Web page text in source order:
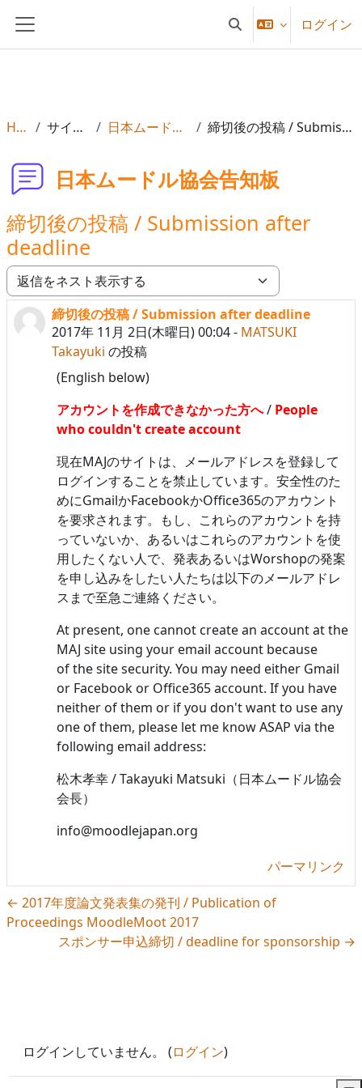
サイドパネル 検索入力に切り替える
ログイン
Home サイトページ 日本ムードル協会告知板 締切後の投稿 / Submission after deadline
日本ムードル協会告知板
締切後の投稿 / Submission after
deadline
表示モード
締切後の投稿 / Submission after deadline
2017年 11月 2日(木曜日) 00:04- MATSUKI
Takayuki の投稿
返信数: 0
(English below)
アカウントを作成できなかった方へ/ People
who couldn't create account
現在MAJのサイトは、メールアドレスを登録して
ログインすることを禁止しています。安全性のた
めにGmailかFacebookかOffice365のアカウント
を要求されます。もし、これらのアカウントを持
っていないか、あるいはこれらのアカウントを使
用したくない人で、発表あるいはWorshopの発案
を申し込みをしたい人たちは以下のメールアドレ
スまで至急ご連絡ください。
At present, one cannot create an account at the
MAJ site using your email account because
of the site security. You may need either Gmail
or Facebook or Office365 account. If you have
neither of them or if you don't want to use any
one of them, please let me know ASAP via the
following email address:
松木孝幸 / Takayuki Matsuki（日本ムードル協会
会長）
info@moodlejapan.org
パーマリンク
← 2017年度論文発表集の発刊 / Publication of
Proceedings MoodleMoot 2017
スポンサー申込締切 / deadline for sponsorship →
ログインしていません。 (ログイン)